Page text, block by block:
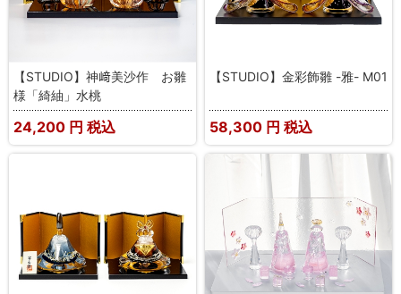
【STUDIO】神﨑美沙作 お雛
様「綺紬」水桃
24,200 円 税込
【STUDIO】金彩飾雛 -雅- M01
58,300 円 税込